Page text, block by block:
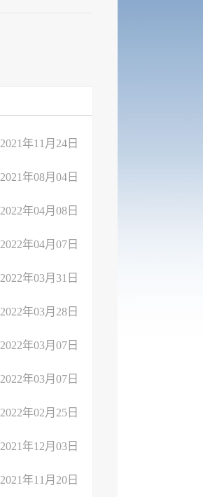
2021年11月24日
2021年08月04日
2022年04月08日
2022年04月07日
2022年03月31日
2022年03月28日
2022年03月07日
2022年03月07日
2022年02月25日
2021年12月03日
2021年11月20日